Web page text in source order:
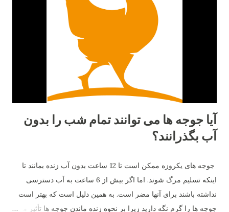
آیا جوجه ها می توانند تمام شب را بدون
آب بگذرانند؟
جوجه های یکروزه ممکن است تا 12 ساعت بدون آب زنده بمانند تا
اینکه تسلیم مرگ شوند. اما اگر بیش از 6 ساعت به آب دسترسی
نداشته باشند برای آنها مضر است. به همین دلیل است که بهتر است
جوجه ها را گرم نگه دارید زیرا بر نحوه زنده ماندن جوجه ها تأثیر می